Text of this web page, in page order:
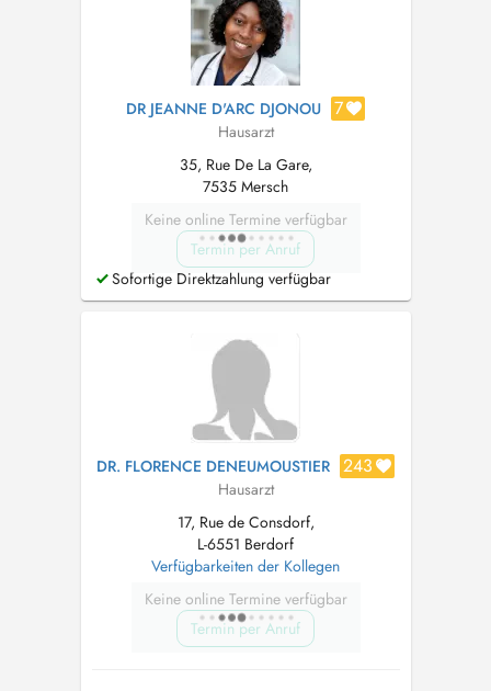
DR JEANNE D'ARC DJONOU 7
Hausarzt
35, Rue De La Gare,
7535 Mersch
Keine online Termine verfügbar
Termin per Anruf
Sofortige Direktzahlung verfügbar
DR. FLORENCE DENEUMOUSTIER 243
Hausarzt
17, Rue de Consdorf,
L-6551 Berdorf
Verfügbarkeiten der Kollegen
Keine online Termine verfügbar
Termin per Anruf